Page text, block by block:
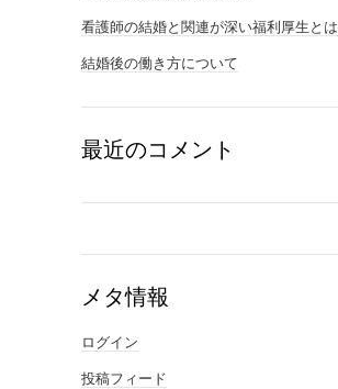
看護師の結婚と関連が深い福利厚生とは
結婚後の働き方について
最近のコメント
メタ情報
ログイン
投稿フィード